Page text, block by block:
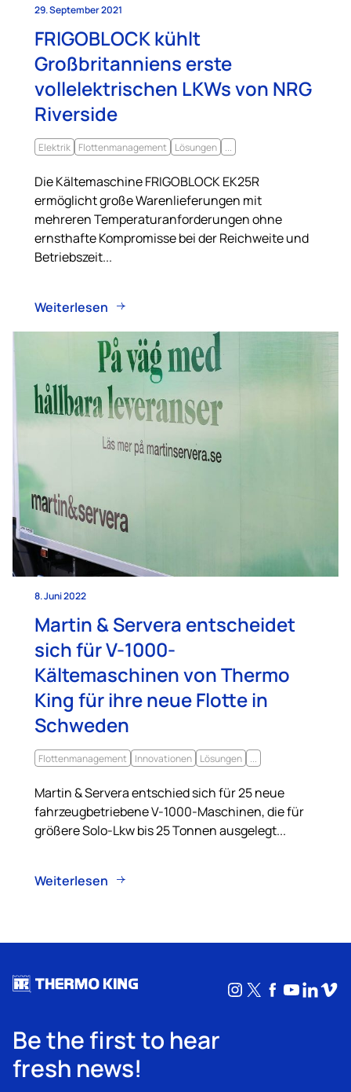
29. September 2021
FRIGOBLOCK kühlt
Großbritanniens erste
vollelektrischen LKWs von NRG
Riverside
Elektrik Flottenmanagement Lösungen
Die Kältemaschine FRIGOBLOCK EK25R
ermöglicht große Warenlieferungen mit
mehreren Temperaturanforderungen ohne
ernsthafte Kompromisse bei der Reichweite und
Betriebszeit...
Weiterlesen
8. Juni 2022
Martin & Servera entscheidet
sich für V-1000-
Kältemaschinen von Thermo
King für ihre neue Flotte in
Schweden
Flottenmanagement Innovationen Lösungen
Martin & Servera entschied sich für 25 neue
fahrzeugbetriebene V-1000-Maschinen, die für
größere Solo-Lkw bis 25 Tonnen ausgelegt...
Weiterlesen
Instagram
X Facebook
Be the first to hear
fresh news!